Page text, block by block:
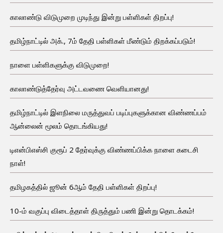
காலாண்டு விடுமுறை முடிந்து இன்று பள்ளிகள் திறப்பு!
தமிழ்நாட்டில் அக்., 7ம் தேதி பள்ளிகள் மீண்டும் திறக்கப்படும்!
நாளை பள்ளிகளுக்கு விடுமுறை!
காலாண்டுத்தேர்வு அட்டவணை வெளியானது!
தமிழ்நாட்டில் இளநிலை மருத்துவப் படிப்புகளுக்கான விண்ணப்பம்
ஆன்லைன் மூலம் தொடங்கியது!
டிஎன்பிஎஸ்சி குரூப் 2 தேர்வுக்கு விண்ணப்பிக்க நாளை கடைசி
நாள்!
தமிழகத்தில் ஜூன் 6ஆம் தேதி பள்ளிகள் திறப்பு!
10-ம் வகுப்பு விடைத்தாள் திருத்தும் பணி இன்று தொடக்கம்!